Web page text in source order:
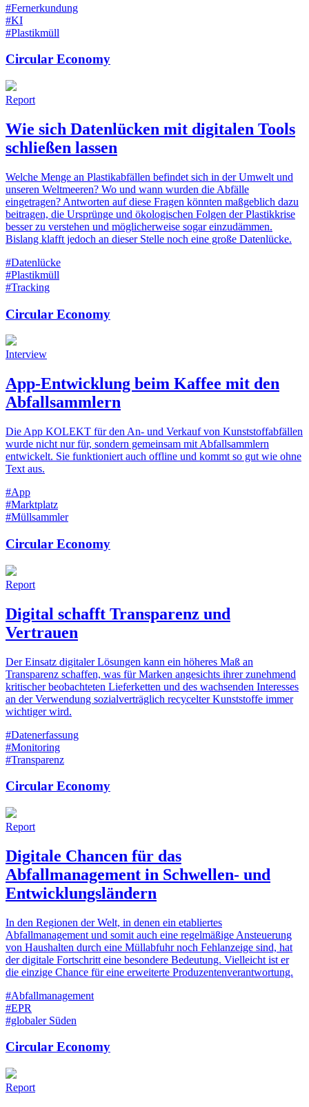
#Fernerkundung
#KI
#Plastikmüll
Circular Economy
Report
Wie sich Datenlücken mit digitalen Tools
schließen lassen
Welche Menge an Plastikabfällen befindet sich in der Umwelt und
unseren Weltmeeren? Wo und wann wurden die Abfälle
eingetragen? Antworten auf diese Fragen könnten maßgeblich dazu
beitragen, die Ursprünge und ökologischen Folgen der Plastikkrise
besser zu verstehen und möglicherweise sogar einzudämmen.
Bislang klafft jedoch an dieser Stelle noch eine große Datenlücke.
#Datenlücke
#Plastikmüll
#Tracking
Circular Economy
Interview
App-Entwicklung beim Kaffee mit den
Abfallsammlern
Die App KOLEKT für den An- und Verkauf von Kunststoffabfällen
wurde nicht nur für, sondern gemeinsam mit Abfallsammlern
entwickelt. Sie funktioniert auch offline und kommt so gut wie ohne
Text aus.
#App
#Marktplatz
#Müllsammler
Circular Economy
Report
Digital schafft Transparenz und
Vertrauen
Der Einsatz digitaler Lösungen kann ein höheres Maß an
Transparenz schaffen, was für Marken angesichts ihrer zunehmend
kritischer beobachteten Lieferketten und des wachsenden Interesses
an der Verwendung sozialverträglich recycelter Kunststoffe immer
wichtiger wird.
#Datenerfassung
#Monitoring
#Transparenz
Circular Economy
Report
Digitale Chancen für das
Abfallmanagement in Schwellen- und
Entwicklungsländern
In den Regionen der Welt, in denen ein etabliertes
Abfallmanagement und somit auch eine regelmäßige Ansteuerung
von Haushalten durch eine Müllabfuhr noch Fehlanzeige sind, hat
der digitale Fortschritt eine besondere Bedeutung. Vielleicht ist er
die einzige Chance für eine erweiterte Produzentenverantwortung.
#Abfallmanagement
#EPR
#globaler Süden
Circular Economy
Report